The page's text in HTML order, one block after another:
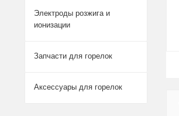
Электроды розжига и
ионизации
Запчасти для горелок
Аксессуары для горелок